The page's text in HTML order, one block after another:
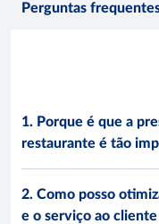
Perguntas
1. Porque é que a
restaurante é tão
2. Como posso
e o serviço ao